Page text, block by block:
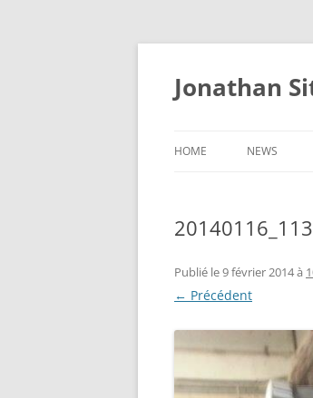
Aller
Jonathan
HOME NEWS
Publié le9 février 2014à
← Précédent